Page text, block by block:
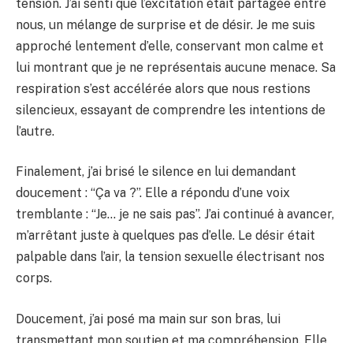
tension. J’ai senti que l’excitation était partagée entre
nous, un mélange de surprise et de désir. Je me suis
approché lentement d’elle, conservant mon calme et
lui montrant que je ne représentais aucune menace. Sa
respiration s’est accélérée alors que nous restions
silencieux, essayant de comprendre les intentions de
l’autre.
Finalement, j’ai brisé le silence en lui demandant
doucement : “Ça va ?”. Elle a répondu d’une voix
tremblante : “Je… je ne sais pas”. J’ai continué à avancer,
m’arrêtant juste à quelques pas d’elle. Le désir était
palpable dans l’air, la tension sexuelle électrisant nos
corps.
Doucement, j’ai posé ma main sur son bras, lui